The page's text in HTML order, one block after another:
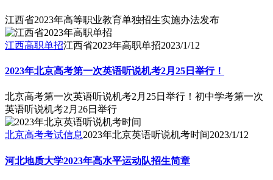
江西省2023年高等职业教育单独招生实施办法发布
江西高职单招江西省2023年高职单招2023/1/12
2023年北京高考第一次英语听说机考2月25日举行！
北京高考第一次英语听说机考2月25日举行！初中学考第一次
英语听说机考2月26日举行
北京高考考试信息2023年北京英语听说机考时间2023/1/12
河北地质大学2023年高水平运动队招生简章